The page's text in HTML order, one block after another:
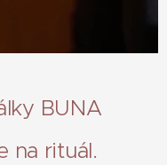
BUNA
na rituál.